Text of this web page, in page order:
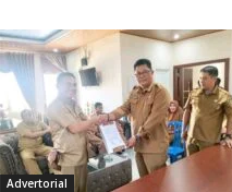
Advertorial